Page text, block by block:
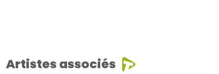
Artistes associés